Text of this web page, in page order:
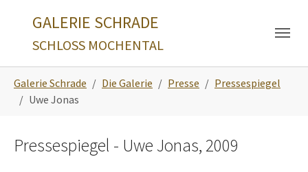
GALERIE SCHRADE
SCHLOSS MOCHENTAL
Galerie Schrade Die Galerie Presse
Pressespiegel
Uwe Jonas
Pressespiegel - Uwe Jonas, 2009